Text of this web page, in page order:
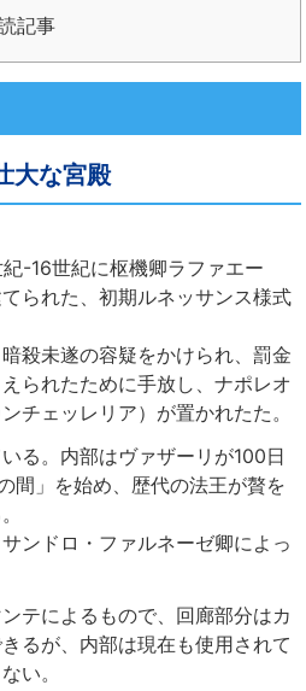
記事
大な宮殿
-16世紀に枢機卿ラファエー
られた、初期ルネッサンス様式
殺未遂の容疑をかけられ、罰金
られたために手放し、ナポレオ
チェッレリア）が置かれたた。
る。内部はヴァザーリが100日
間」を始め、歴代の法王が贅を
ンドロ・ファルネーゼ卿によっ
テによるもので、回廊部分はカ
るが、内部は現在も使用されて
い。